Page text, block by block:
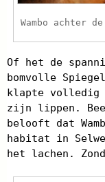
Wambo achter
Of het de
bomvolle
klapte volledig
zijn lippen.
belooft dat
habitat in
het lachen.